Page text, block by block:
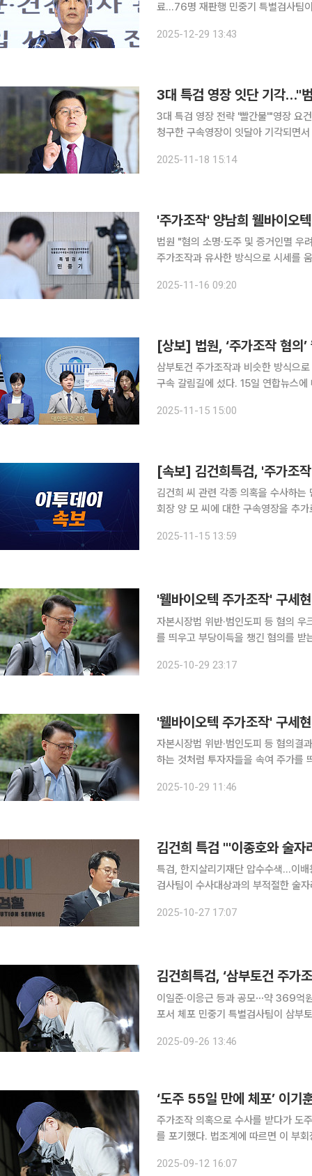
료…76명 재판행 민중기 특별검사팀이 김건희 여사가 대통령 배우자 지위를 이용해 금품을 수수하
를 통해 총 76명을 기소했으며, 남은
2025-12-29 13:43
3대 특검 영장 잇단 기각…"
3대 특검 영장 전략 '빨간불'"영장 요건 검증 더 엄격해야" 3대
청구한 구속영장이 잇달아 기각되면
2025-11-18 15:14
'주가조작' 양남희 웰바이오
법원 "혐의 소명·도주 및 증거인멸 우려
주가조작과 유사한 방식으로 시세를
2025-11-16 09:20
[상보] 법원, ‘주가조작 혐의
삼부토건 주가조작과 비슷한 방식으
구속 갈림길에 섰다. 15일 연합뉴스에 따르면 박정호 서울중앙지법 영장전담 부장판사는 이날 오후
을 수사 중인 민중기 특별검사팀은 전
2025-11-15 15:00
[속보] 김건희특검, '주가조
김건희 씨 관련 각종 의혹을 수사하
회장 양 모 씨에 대한 구속영장을 추
2025-11-15 13:59
'웰바이오텍 주가조작' 구세
자본시장법 위반·범인도피 등 혐의 우크라이나 재건 사업에 참여하는 것처럼 투자자들을 속여 주가
를 띄우고 부당이득을 챙긴 혐의를 받는 구세
2025-10-29 23:17
'웰바이오텍 주가조작' 구세
자본시장법 위반·범인도피 등 혐의결과 이르면 29일
하는 것처럼 투자자들을 속여 주가를
전 10시부터 구 전 대표에 대한 구속
2025-10-29 11:46
김건희 특검 "'이종호와 술
특검, 한지살리기재단 압수수색…이배용 의혹 수사 김건희 여사 관련 의
검사팀이 수사대상과의 부적절한 술
2025-10-27 17:07
김건희특검, ‘삼부토건 주가
이일준·이응근 등과 공모⋯약 369억
포서 체포 민중기 특별검사팀이 삼부토건 주가조작 의혹을 받는 이기훈 전 삼부토건 부회장 겸 웰바
장을 자본시장과 금융투자업에 관한
2025-09-26 13:46
‘도주 55일 만에 체포’ 이기
주가조작 의혹으로 수사를 받다가 도
를 포기했다. 법조계에 따르면 이 부회장은 12일 오후 3시 30분부터 서울중앙지법 이정재 영장전담
포기 의사를 전하며 현재 수용된 서울
2025-09-12 16:07